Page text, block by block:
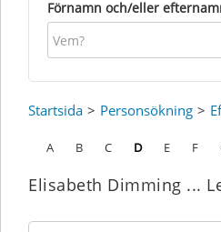
Förnamn och/eller
Startsida Personsökning
A B C D E F
Elisabeth Dimming ...